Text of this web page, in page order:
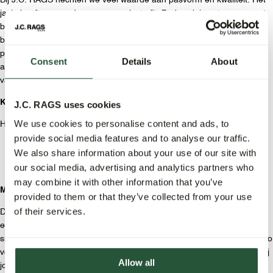
Consent Details About
J.C. RAGS uses cookies
We use cookies to personalise content and ads, to
provide social media features and to analyse our traffic.
We also share information about your use of our site with
our social media, advertising and analytics partners who
may combine it with other information that you’ve
provided to them or that they’ve collected from your use
of their services.
Allow all
jasje heeft een moderne, maar relaxte fit. De broek is ontworpen met
bandplooien die zorgen voor een comfortabele pasvorm en look. De
broek heeft riemlussen, een knoop/rits sluiting, steekzakken voor en
paspelzakken achter. Dankzij het duurzame denim voelt het pak niet
alleen goed aan, maar behoudt het ook zijn vorm en uitstraling, hoe
vaak je het ook draagt.
Kleuren.
Het pak is verkrijgbaar in twee kleuren, namelijk:
Dark Denim
Mix & Match.
Doordat het jasje en de broek los van elkaar verkocht worden, kun je
eindeloos variëren. Draag de broek met een basic sweater en
sneakers voor een laid-back look of combineer het jasje met een chino
voor een moderne twist. Zo creëer je moeiteloos een outfit die past bij
jouw stijl en de gelegenheid.